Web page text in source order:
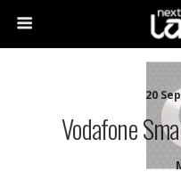
20
Vodafone